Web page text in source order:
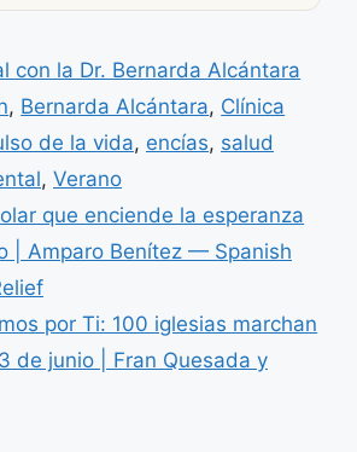
con la Dr. Bernarda Alcántara
, Bernarda Alcántara, Clínica
de la vida, encías, salud
, Verano
que enciende la esperanza
| Amparo Benítez — Spanish
por Ti: 100 iglesias marchan
de junio | Fran Quesada y